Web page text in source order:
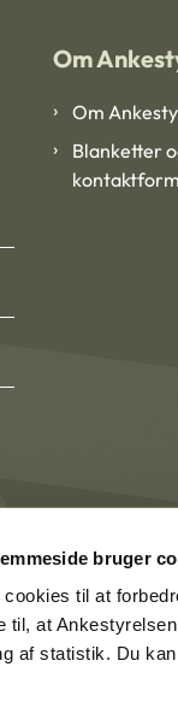
bruger
cookies til at
til, at
af statistik. Du
Om
Om
Blanketter